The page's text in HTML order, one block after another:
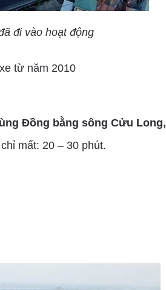
đi vào hoạt động
từ năm 2010
Đồng bằng sông Cửu Long,
mất: 20 – 30 phút.